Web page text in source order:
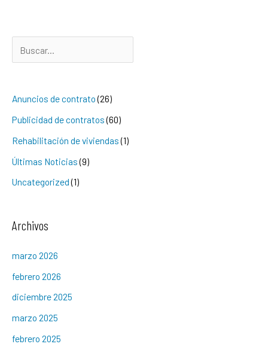
Anuncios de contrato(26)
Publicidad de contratos(60)
Rehabilitación de viviendas(1)
Últimas Noticias(9)
Uncategorized(1)
Archivos
marzo 2026
febrero 2026
diciembre 2025
marzo 2025
febrero 2025